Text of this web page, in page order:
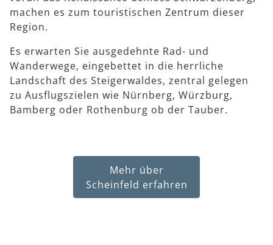
machen es zum touristischen Zentrum dieser
Region.
Es erwarten Sie ausgedehnte Rad- und
Wanderwege, eingebettet in die herrliche
Landschaft des Steigerwaldes, zentral gelegen
zu Ausflugszielen wie Nürnberg, Würzburg,
Bamberg oder Rothenburg ob der Tauber.
Mehr über
Scheinfeld erfahren